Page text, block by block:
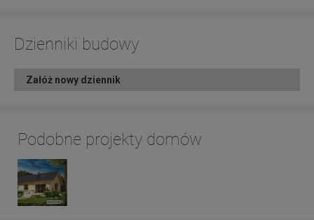
Dzienniki budowy
Załóż nowy dziennik
Podobne projekty domów